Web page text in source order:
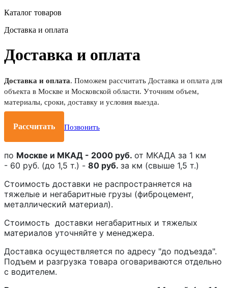
Каталог товаров
Доставка и оплата
Доставка и оплата
Доставка и оплата. Поможем рассчитать Доставка и оплата для
объекта в Москве и Московской области. Уточним объем,
материалы, сроки, доставку и условия выезда.
Рассчитать Позвонить
по Москве и МКАД - 2000 руб. от МКАДА за 1 км
- 60 руб. (до 1,5 т.) - 80 руб. за км (свыше 1,5 т.)
Стоимость доставки не распространяется на
тяжелые и негабаритные грузы (фиброцемент,
металлический материал).
Стоимость доставки негабаритных и тяжелых
материалов уточняйте у менеджера.
Доставка осуществляется по адресу "до подъезда".
Подъем и разгрузка товара оговариваются отдельно
с водителем.